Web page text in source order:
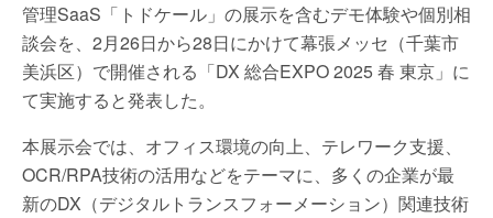
管理SaaS「トドケール」の展示を含むデモ体験や個別相
談会を、2月26日から28日にかけて幕張メッセ（千葉市
美浜区）で開催される「DX 総合EXPO 2025 春 東京」に
て実施すると発表した。
本展示会では、オフィス環境の向上、テレワーク支援、
OCR/RPA技術の活用などをテーマに、多くの企業が最
新のDX（デジタルトランスフォーメーション）関連技術